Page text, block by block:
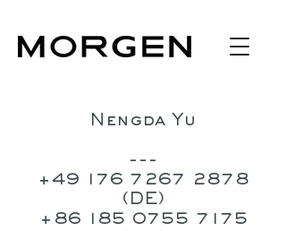
Nengda Yu
---
+49 176 7267 2878
(DE)
+86 185 0755 7175